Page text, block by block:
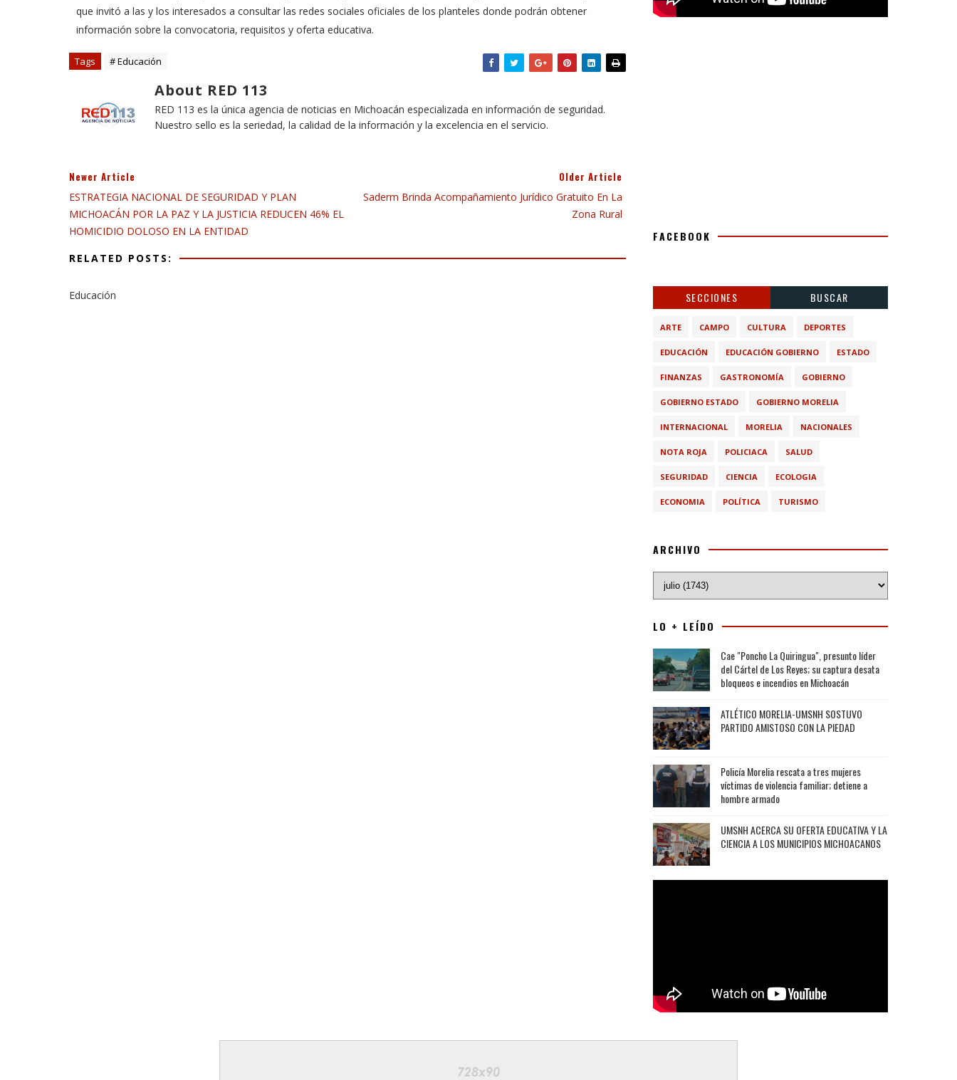
que invitó a las y los interesados a consultar las redes sociales oficiales de los planteles donde podrán obtener
información sobre la convocatoria, requisitos y oferta educativa.
Tags # Educación
About RED 113
RED 113 es la única agencia de noticias en Michoacán especializada en información de seguridad.
Nuestro sello es la seriedad, la calidad de la información y la excelencia en el servicio.
Newer Article
ESTRATEGIA NACIONAL DE SEGURIDAD Y PLAN
MICHOACÁN POR LA PAZ Y LA JUSTICIA REDUCEN 46% EL
HOMICIDIO DOLOSO EN LA ENTIDAD
Older Article
Saderm Brinda Acompañamiento Jurídico Gratuito En La
Zona Rural
RELATED POSTS:
Educación
FACEBOOK
SECCIONES BUSCAR
ARTE CAMPO CULTURA DEPORTES
EDUCACIÓN EDUCACIÓN GOBIERNO ESTADO
FINANZAS GASTRONOMÍA GOBIERNO
GOBIERNO ESTADO GOBIERNO MORELIA
INTERNACIONAL MORELIA NACIONALES
NOTA ROJA POLICIACA SALUD
SEGURIDAD CIENCIA ECOLOGIA
ECONOMIA POLÍTICA TURISMO
ARCHIVO
LO + LEÍDO
Cae "Poncho La Quiringua", presunto líder
del Cártel de Los Reyes; su captura desata
bloqueos e incendios en Michoacán
ATLÉTICO MORELIA-UMSNH SOSTUVO
PARTIDO AMISTOSO CON LA PIEDAD
Policía Morelia rescata a tres mujeres
víctimas de violencia familiar; detiene a
hombre armado
UMSNH ACERCA SU OFERTA EDUCATIVA Y LA
CIENCIA A LOS MUNICIPIOS MICHOACANOS